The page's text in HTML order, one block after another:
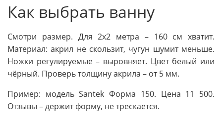
Как выбрать ванну
Смотри размер. Для 2x2 метра – 160 см хватит.
Материал: акрил не скользит, чугун шумит меньше.
Ножки регулируемые – выровняет. Цвет белый или
чёрный. Проверь толщину акрила – от 5 мм.
Пример: модель Santek Форма 150. Цена 11 500.
Отзывы – держит форму, не трескается.